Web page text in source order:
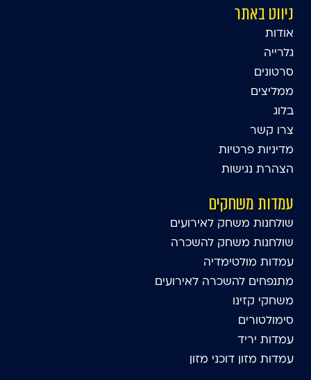
ניווט באתר
אודות
גלרייה
סרטונים
ממליצים
בלוג
צרו קשר
מדיניות פרטיות
הצהרת נגישות
עמדות משחקים
שולחנות משחק לאירועים
שולחנות משחק להשכרה
עמדות מולטימדיה
מתנפחים להשכרה לאירועים
משחקי קזינו
סימולטורים
עמדות יריד
עמדות מזון דוכני מזון